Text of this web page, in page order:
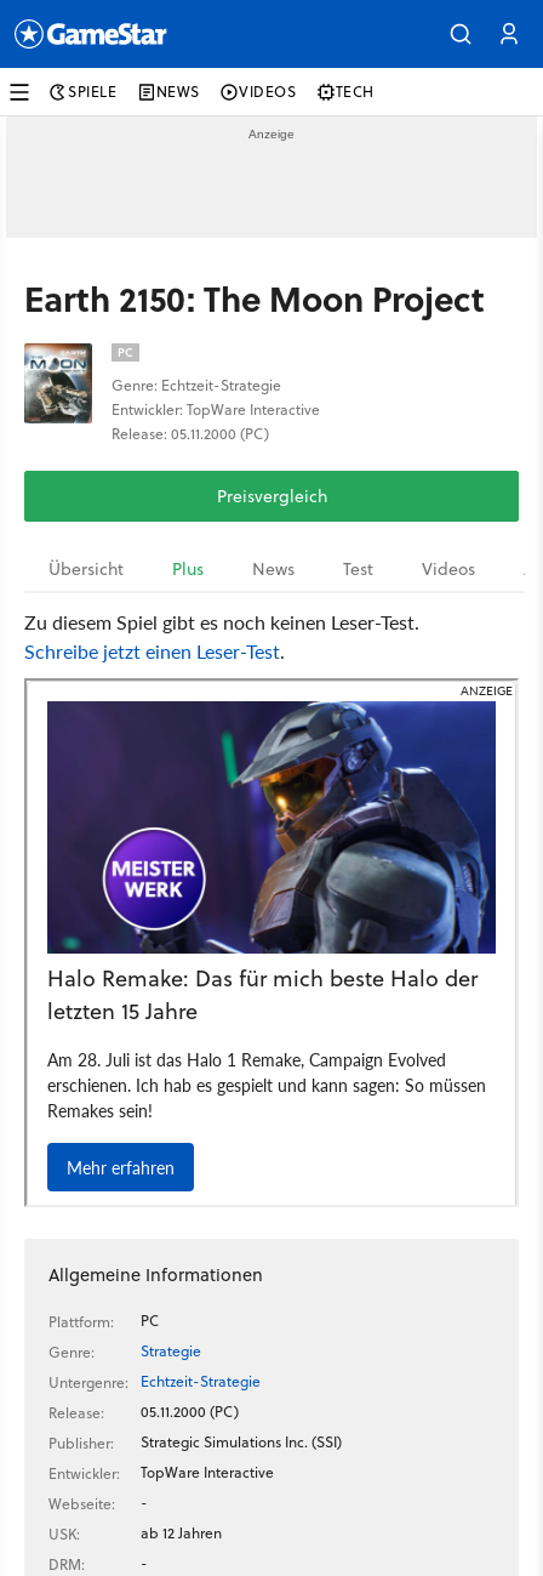
SPIELE NEWS VIDEOS TECH
Earth 2150: The Moon Project
PC
Genre: Echtzeit-Strategie
Entwickler: TopWare Interactive
Release: 05.11.2000 (PC)
Preisvergleich
Übersicht Plus News Test Videos
Zu diesem Spiel gibt es noch keinen Leser-Test.
Schreibe jetzt einen Leser-Test.
Allgemeine Informationen
Plattform:
PC
Genre:
Strategie
Untergenre:
Echtzeit-Strategie
Release:
05.11.2000 (PC)
Publisher:
Strategic Simulations Inc. (SSI)
Entwickler:
TopWare Interactive
Webseite:
-
USK:
ab 12 Jahren
DRM:
-